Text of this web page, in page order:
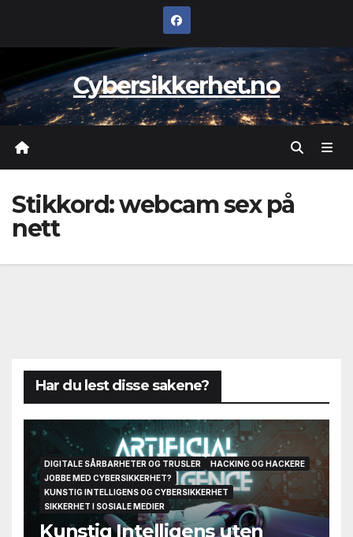
Cybersikkerhet.no
Stikkord:webcam sex på
nett
Har du lest disse sakene?
DIGITALE SÅRBARHETER OG TRUSLER
HACKING OG HACKERE
JOBBE MED CYBERSIKKERHET?
KUNSTIG INTELLIGENS OG CYBERSIKKERHET
SIKKERHET I SOSIALE MEDIER
Kunstig Intelligens uten